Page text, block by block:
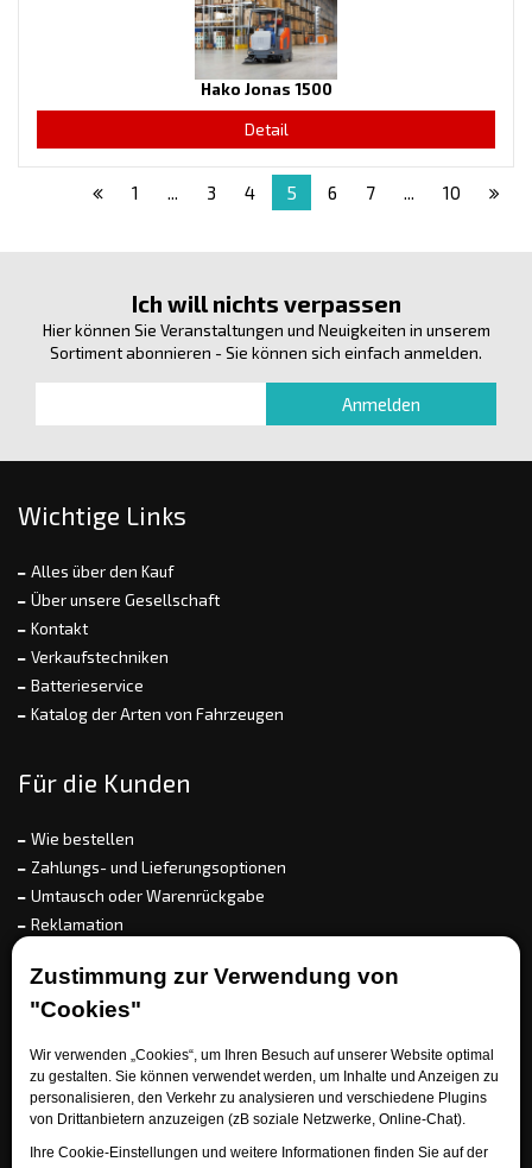
Zustimmung zur Verwendung von
"Cookies"
Wir verwenden „Cookies“, um Ihren Besuch auf unserer Website optimal
zu gestalten. Sie können verwendet werden, um Inhalte und Anzeigen zu
personalisieren, den Verkehr zu analysieren und verschiedene Plugins
von Drittanbietern anzuzeigen (zB soziale Netzwerke, Online-Chat).
Ihre Cookie-Einstellungen und weitere Informationen finden Sie auf der
Hako Jonas 1500
Detail
1 ... 3 4 5 6 7 ... 10
Ich will nichts verpassen
Hier können Sie Veranstaltungen und Neuigkeiten in unserem
Sortiment abonnieren - Sie können sich einfach anmelden.
Wichtige Links
Alles über den Kauf
Über unsere Gesellschaft
Kontakt
Verkaufstechniken
Batterieservice
Katalog der Arten von Fahrzeugen
Für die Kunden
Wie bestellen
Zahlungs- und Lieferungsoptionen
Umtausch oder Warenrückgabe
Reklamation
Referenz
EET
Brauchen Sie Rat?